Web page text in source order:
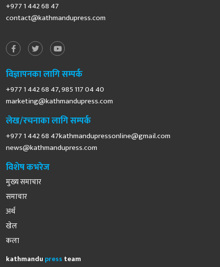
+977 1 442 68 47
contact@kathmandupress.com
विज्ञापनका लागि सम्पर्क
+977 1 442 68 47, 985 117 04 40
marketing@kathmandupress.com
लेख/रचनाका लागि सम्पर्क
+977 1 442 68 47kathmandupressonline@gmail.com
news@kathmandupress.com
विशेष कभरेज
मुख्य समाचार
समाचार
अर्थ
खेल
कला
kathmandu press team